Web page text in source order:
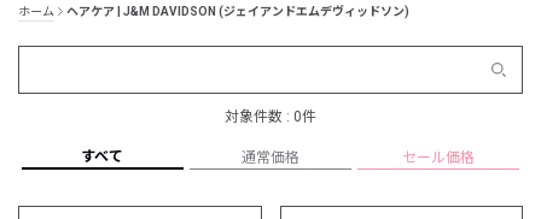
ホーム ヘアケア | J&M DAVIDSON (ジェイアンドエムデヴィッドソン)
対象件数 : 0件
すべて 通常価格 セール価格